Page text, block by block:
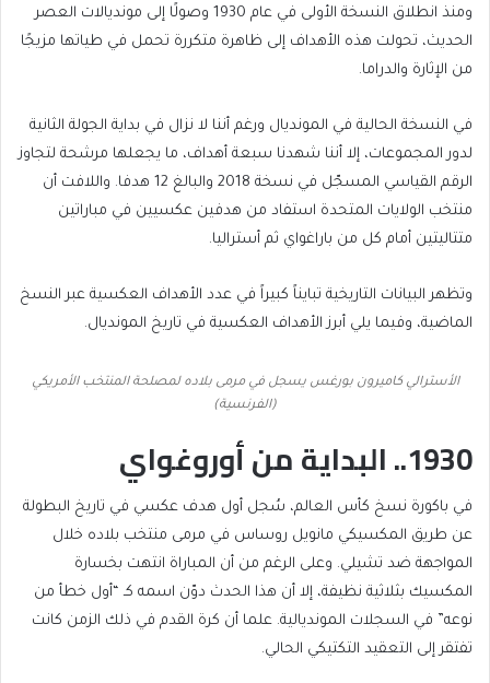
list
of
2
end
of
list
ومنذ انطلاق النسخة الأولى في عام 1930 وصولًا إلى مونديالات العصر
الحديث، تحولت هذه الأهداف إلى ظاهرة متكررة تحمل في طياتها مزيجًا
من الإثارة والدراما.
في النسخة الحالية في المونديال ورغم أننا لا نزال في بداية الجولة الثانية
لدور المجموعات، إلا أننا شهدنا سبعة أهداف، ما يجعلها مرشحة لتجاوز
الرقم القياسي المسجّل في نسخة 2018 والبالغ 12 هدفا. واللافت أن
منتخب الولايات المتحدة استفاد من هدفين عكسيين في مباراتين
متتاليتين أمام كل من باراغواي ثم أستراليا.
وتظهر البيانات التاريخية تبايناً كبيراً في عدد الأهداف العكسية عبر النسخ
الماضية، وفيما يلي أبرز الأهداف العكسية في تاريخ المونديال.
الأسترالي كاميرون بورغس يسجل في مرمى بلاده لمصلحة المنتخب الأمريكي
(الفرنسية)
1930.. البداية من أوروغواي
في باكورة نسخ كأس العالم، سُجل أول هدف عكسي في تاريخ البطولة
عن طريق المكسيكي مانويل روساس في مرمى منتخب بلاده خلال
المواجهة ضد تشيلي. وعلى الرغم من أن المباراة انتهت بخسارة
المكسيك بثلاثية نظيفة، إلا أن هذا الحدث دوّن اسمه كـ “أول خطأ من
نوعه” في السجلات المونديالية. علما أن كرة القدم في ذلك الزمن كانت
تفتقر إلى التعقيد التكتيكي الحالي.